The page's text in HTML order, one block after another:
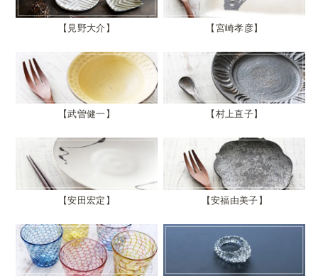
見野大介 宮崎孝彦
武曽健一 村上直子
安田宏定 安福由美子